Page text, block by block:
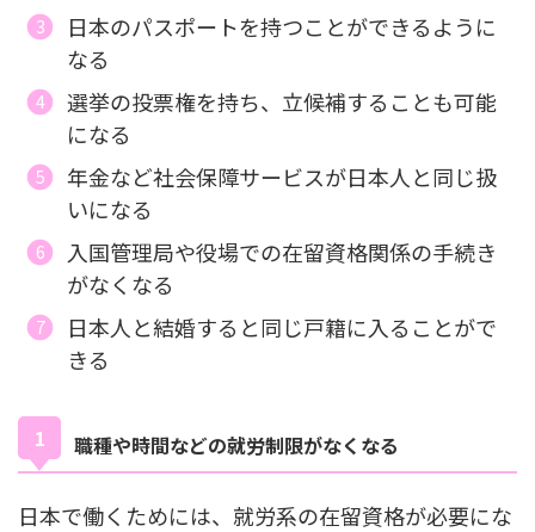
日本のパスポートを持つことができるように
なる
選挙の投票権を持ち、立候補することも可能
になる
年金など社会保障サービスが日本人と同じ扱
いになる
入国管理局や役場での在留資格関係の手続き
がなくなる
日本人と結婚すると同じ戸籍に入ることがで
きる
職種や時間などの就労制限がなくなる
日本で働くためには、就労系の在留資格が必要にな